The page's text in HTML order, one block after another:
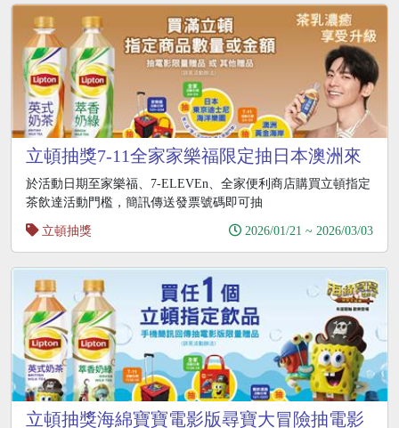
立頓抽獎7-11全家家樂福限定抽日本澳洲來
回機票海洋樂園門票
於活動日期至家樂福、7-ELEVEn、全家便利商店購買立頓指定
茶飲達活動門檻，簡訊傳送發票號碼即可抽
立頓抽獎
2026/01/21 ~ 2026/03/03
立頓抽獎海綿寶寶電影版尋寶大冒險抽電影